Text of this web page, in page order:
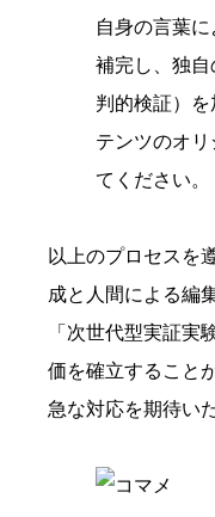
自身の言葉に
補完し、独
判的検証）
テンツのオ
てください。
以上のプロセスを
成と人間による編
「次世代型実証実
価を確立すること
急な対応を期待い